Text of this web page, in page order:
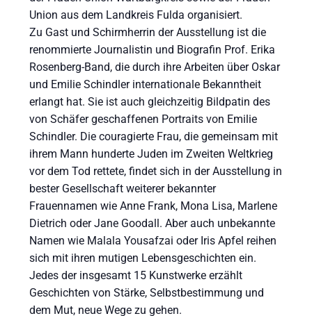
Union aus dem Landkreis Fulda organisiert.
Zu Gast und Schirmherrin der Ausstellung ist die
renommierte Journalistin und Biografin Prof. Erika
Rosenberg-Band, die durch ihre Arbeiten über Oskar
und Emilie Schindler internationale Bekanntheit
erlangt hat. Sie ist auch gleichzeitig Bildpatin des
von Schäfer geschaffenen Portraits von Emilie
Schindler. Die couragierte Frau, die gemeinsam mit
ihrem Mann hunderte Juden im Zweiten Weltkrieg
vor dem Tod rettete, findet sich in der Ausstellung in
bester Gesellschaft weiterer bekannter
Frauennamen wie Anne Frank, Mona Lisa, Marlene
Dietrich oder Jane Goodall. Aber auch unbekannte
Namen wie Malala Yousafzai oder Iris Apfel reihen
sich mit ihren mutigen Lebensgeschichten ein.
Jedes der insgesamt 15 Kunstwerke erzählt
Geschichten von Stärke, Selbstbestimmung und
dem Mut, neue Wege zu gehen.